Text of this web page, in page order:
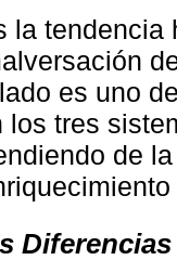
la
es uno
los tres
de